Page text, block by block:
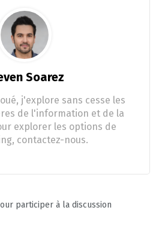
Soarez
j'explore sans cesse les
de l'information et de la
explorer les options de
contactez-nous.
participer à la discussion